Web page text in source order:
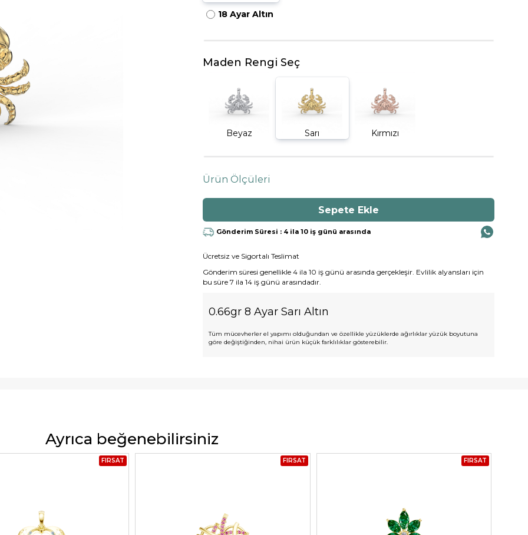
18 Ayar Altın
Maden Rengi Seç
Beyaz Sarı Kırmızı
Ürün Ölçüleri
Gönderim Süresi : 4 ila 10 iş günü arasında
Ücretsiz ve Sigortalı Teslimat
Gönderim süresi genellikle 4 ila 10 iş günü arasında gerçekleşir. Evlilik alyansları için
bu süre 7 ila 14 iş günü arasındadır.
0.66gr 8 Ayar Sarı Altın
Tüm mücevherler el yapımı olduğundan ve özellikle yüzüklerde ağırlıklar yüzük boyutuna
göre değiştiğinden, nihai ürün küçük farklılıklar gösterebilir.
Ayrıca beğenebilirsiniz
FIRSAT FIRSAT FIRSAT